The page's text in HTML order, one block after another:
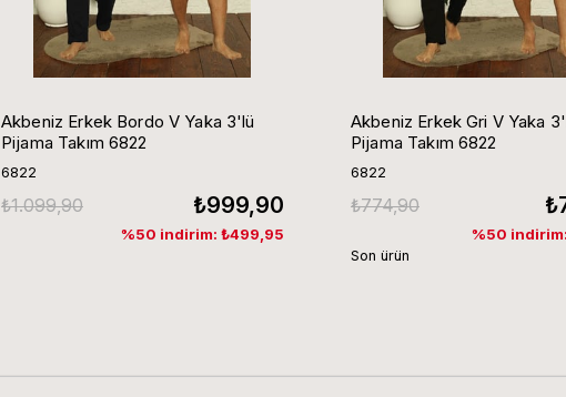
Akbeniz Erkek Bordo V Yaka 3'lü
Pijama Takım 6822
6822
₺999,90
₺1.099,90
%50 indirim: ₺499,95
Akbeniz Erkek Gri V Yaka
Pijama Takım 6822
6822
₺774,90
%50
Son ürün